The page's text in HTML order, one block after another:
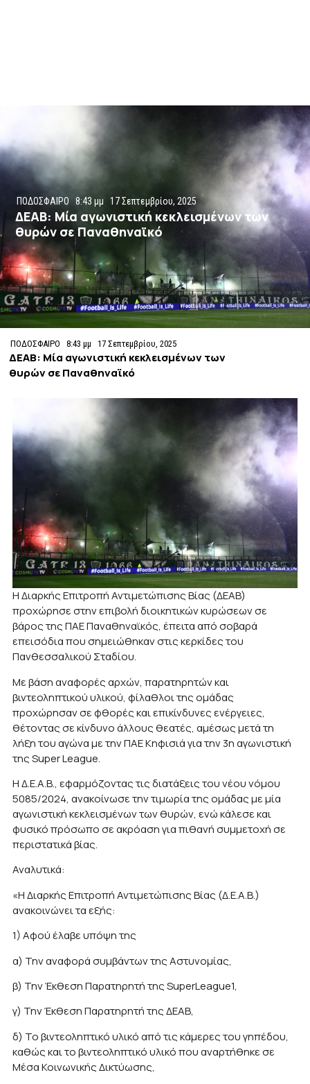
ΠΟΔΟΣΦΑΙΡΟ 8:43 μμ 17 Σεπτεμβρίου, 2025
ΔΕΑΒ: Μία αγωνιστική κεκλεισμένων των
θυρών σε Παναθηναϊκό
ΠΟΔΟΣΦΑΙΡΟ 8:43 μμ 17 Σεπτεμβρίου, 2025
ΔΕΑΒ: Μία αγωνιστική κεκλεισμένων των
θυρών σε Παναθηναϊκό
Η Διαρκής Επιτροπή Αντιμετώπισης Βίας (ΔΕΑΒ)
προχώρησε στην επιβολή διοικητικών κυρώσεων σε
βάρος της ΠΑΕ Παναθηναϊκός, έπειτα από σοβαρά
επεισόδια που σημειώθηκαν στις κερκίδες του
Πανθεσσαλικού Σταδίου.
Με βάση αναφορές αρχών, παρατηρητών και
βιντεοληπτικού υλικού, φίλαθλοι της ομάδας
προχώρησαν σε φθορές και επικίνδυνες ενέργειες,
θέτοντας σε κίνδυνο άλλους θεατές, αμέσως μετά τη
λήξη του αγώνα με την ΠΑΕ Κηφισιά για την 3η αγωνιστική
της Super League.
Η Δ.Ε.Α.Β., εφαρμόζοντας τις διατάξεις του νέου νόμου
5085/2024, ανακοίνωσε την τιμωρία της ομάδας με μία
αγωνιστική κεκλεισμένων των θυρών, ενώ κάλεσε και
φυσικό πρόσωπο σε ακρόαση για πιθανή συμμετοχή σε
περιστατικά βίας.
Αναλυτικά:
«Η Διαρκής Επιτροπή Αντιμετώπισης Βίας (Δ.Ε.Α.Β.)
ανακοινώνει τα εξής:
1) Αφού έλαβε υπόψη της
α) Την αναφορά συμβάντων της Αστυνομίας,
β) Την Έκθεση Παρατηρητή της SuperLeague1,
γ) Την Έκθεση Παρατηρητή της ΔΕΑΒ,
δ) Το βιντεοληπτικό υλικό από τις κάμερες του γηπέδου,
καθώς και το βιντεοληπτικό υλικό που αναρτήθηκε σε
Μέσα Κοινωνικής Δικτύωσης,